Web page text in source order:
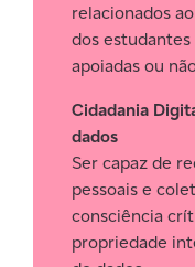
relacionados
dos
apoiadas ou
Cidadania
dados
Ser capaz de
pessoais e
consciência
propriedade